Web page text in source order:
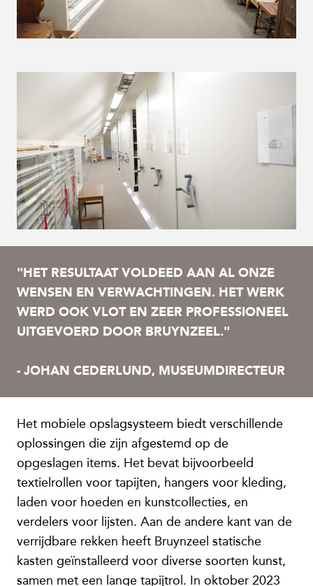
"HET RESULTAAT VOLDEED AAN AL ONZE
WENSEN EN VERWACHTINGEN. HET WERK
WERD OOK VLOT EN ZEER PROFESSIONEEL
UITGEVOERD DOOR BRUYNZEEL."
- JOHAN CEDERLUND, MUSEUMDIRECTEUR
Het mobiele opslagsysteem biedt verschillende
oplossingen die zijn afgestemd op de
opgeslagen items. Het bevat bijvoorbeeld
textielrollen voor tapijten, hangers voor kleding,
laden voor hoeden en kunstcollecties, en
verdelers voor lijsten. Aan de andere kant van de
verrijdbare rekken heeft Bruynzeel statische
kasten geïnstalleerd voor diverse soorten kunst,
samen met een lange tapijtrol. In oktober 2023